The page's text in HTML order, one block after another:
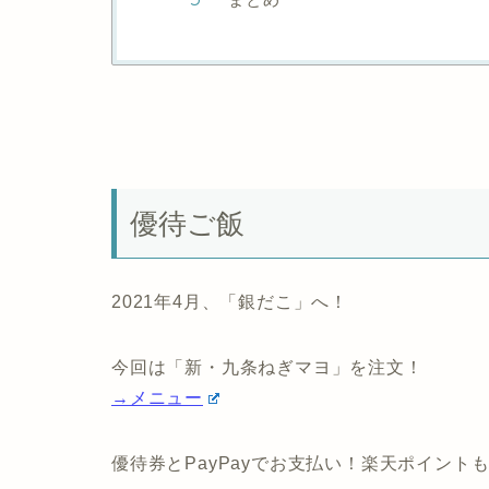
優待ご飯
2021年4月、「銀だこ」へ！
今回は「新・九条ねぎマヨ」を注文！
→メニュー
優待券とPayPayでお支払い！楽天ポイントも